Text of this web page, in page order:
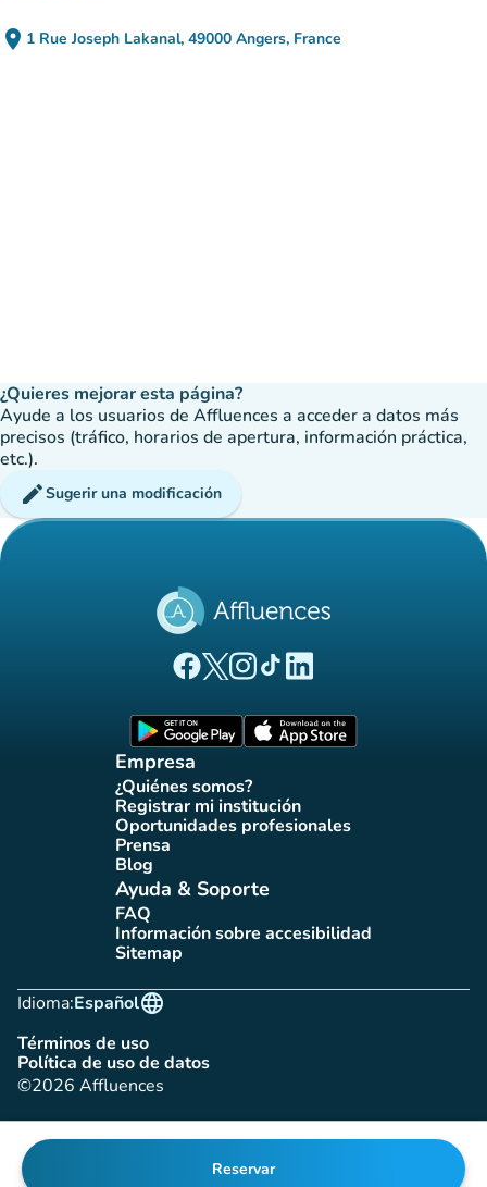
place 1 Rue Joseph Lakanal, 49000 Angers, France
(abrir en Google Maps)
(nueva pestaña)
¿Quieres mejorar esta página?
Ayude a los usuarios de Affluences a acceder a datos más
precisos (tráfico, horarios de apertura, información práctica,
etc.).
editSugerir una modificación
Reservar
(nueva pestaña)
(nueva pestaña)
(nueva pestaña)
(nueva pestaña)
(nueva pestaña)
Empresa
¿Quiénes somos?
(nueva pestaña)
Registrar mi institución
(nueva pestaña)
Oportunidades profesionales
(nueva pestaña)
Prensa(nueva pestaña)
Blog(nueva pestaña)
Ayuda & Soporte
FAQ(nueva pestaña)
Información sobre accesibilidad
(nueva pestaña)
Sitemap(nueva pestaña)
Idioma:
language
Español
Términos de uso
(nueva pestaña)
Política de uso de datos
(nueva pestaña)
©2026 Affluences